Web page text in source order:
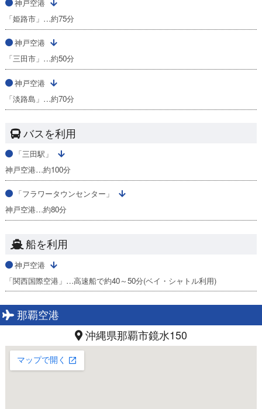
神戸空港
「姫路市」…約75分
神戸空港
「三田市」…約50分
神戸空港
「淡路島」…約70分
バスを利用
「三田駅」
神戸空港…約100分
「フラワータウンセンター」
神戸空港…約80分
船を利用
神戸空港
「関西国際空港」…高速船で約40～50分(ベイ・シャトル利用)
那覇空港
沖縄県那覇市鏡水150